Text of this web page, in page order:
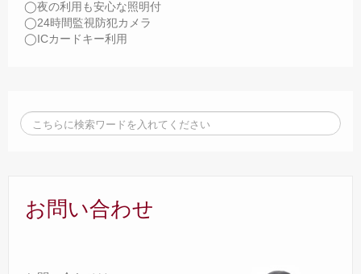
◯夜の利用も安心な照明付
◯24時間監視防犯カメラ
◯ICカードキー利用
お問い合わせ